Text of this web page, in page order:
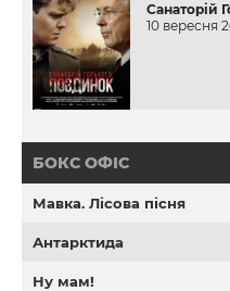
Санаторій
10 вересня
БОКС ОФІС
Мавка. Лісова пісня
Антарктида
Ну мам!